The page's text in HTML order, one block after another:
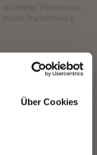
Über Cookies
✖